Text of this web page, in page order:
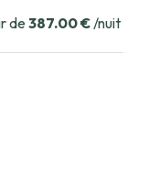
de387.00 €/nuit